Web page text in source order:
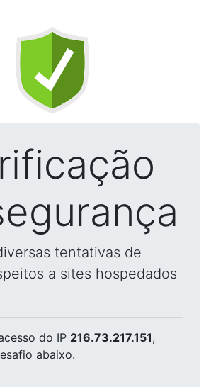
tentativas de
a sites hospedados
do IP 216.73.217.151,
abaixo.